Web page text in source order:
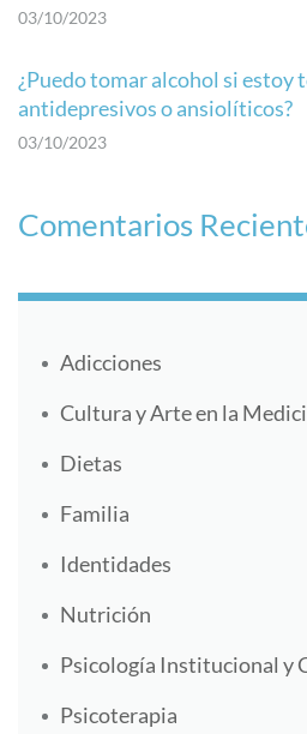
03/10/2023
¿Puedo tomar alcohol si estoy
antidepresivos o ansiolíticos?
03/10/2023
Comentarios
Adicciones
Cultura y Arte en la
Dietas
Familia
Identidades
Nutrición
Psicología Institucional y
Psicoterapia